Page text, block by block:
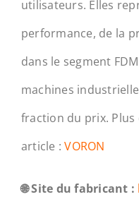
utilisateurs. Elles
performance, de la
dans le segment
machines
fraction du prix. Plus
article :VORON
🌐 Site du fabricant :